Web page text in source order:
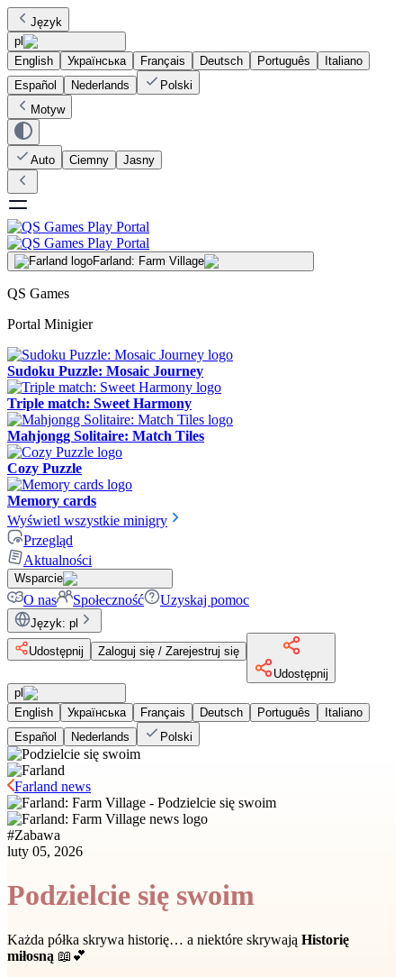
Język
pl
English
Українська Français Deutsch Português
Italiano
Español
Nederlands
Polski
Motyw
Auto Ciemny Jasny
Farland: Farm Village
QS Games
Portal Minigier
Sudoku Puzzle: Mosaic Journey
Triple match: Sweet Harmony
Mahjongg Solitaire: Match Tiles
Cozy Puzzle
Memory cards
Wyświetl wszystkie minigry
Przegląd
Aktualności
Wsparcie
O nas Społeczność Uzyskaj pomoc
Język: pl
Udostępnij
Zaloguj się / Zarejestruj się
Udostępnij
pl
English
Українська Français Deutsch Português
Italiano
Español
Nederlands Polski
Farland news
#Zabawa
luty 05, 2026
Podzielcie się swoim
Każda półka skrywa historię… a niektóre skrywają Historię
miłosną 📖💕